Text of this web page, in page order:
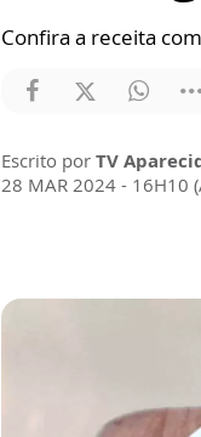
Confira a receita
Escrito por TV
28 MAR 2024 - 16H10